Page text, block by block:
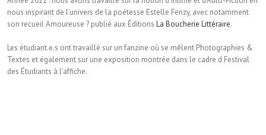
nous inspirant de l’univers de la poétesse Estelle Fenzy, avec notamment
son recueil Amoureuse ? publié aux Éditions La Boucherie Littéraire.
Les étudiant.e.s ont travaillé sur un fanzine où se mêlent Photographies &
Textes et également sur une exposition montrée dans le cadre d Festival
des Étudiants à l’affiche.